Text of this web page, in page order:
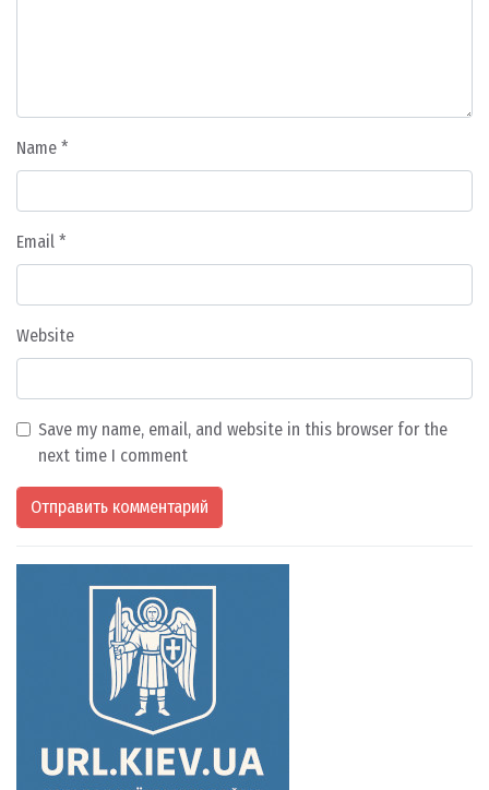
Name *
Email *
Website
Save my name, email, and website in this browser for the
next time I comment